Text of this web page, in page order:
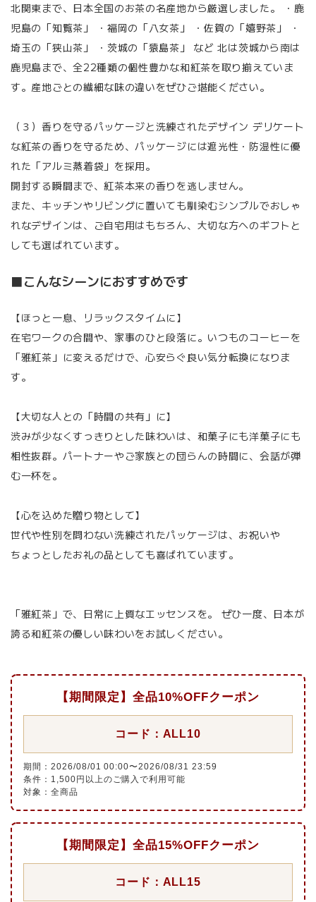
北関東まで、日本全国のお茶の名産地から厳選しました。 ・鹿
児島の「知覧茶」 ・福岡の「八女茶」 ・佐賀の「嬉野茶」 ・
埼玉の「狭山茶」 ・茨城の「猿島茶」 など 北は茨城から南は
鹿児島まで、全22種類の個性豊かな和紅茶を取り揃えていま
す。産地ごとの繊細な味の違いをぜひご堪能ください。
（３）香りを守るパッケージと洗練されたデザイン デリケート
な紅茶の香りを守るため、パッケージには遮光性・防湿性に優
れた「アルミ蒸着袋」を採用。
開封する瞬間まで、紅茶本来の香りを逃しません。
また、キッチンやリビングに置いても馴染むシンプルでおしゃ
れなデザインは、ご自宅用はもちろん、大切な方へのギフトと
しても選ばれています。
■こんなシーンにおすすめです
【ほっと一息、リラックスタイムに】
在宅ワークの合間や、家事のひと段落に。いつものコーヒーを
「雅紅茶」に変えるだけで、心安らぐ良い気分転換になりま
す。
【大切な人との「時間の共有」に】
渋みが少なくすっきりとした味わいは、和菓子にも洋菓子にも
相性抜群。パートナーやご家族との団らんの時間に、会話が弾
む一杯を。
【心を込めた贈り物として】
世代や性別を問わない洗練されたパッケージは、お祝いや
ちょっとしたお礼の品としても喜ばれています。
「雅紅茶」で、日常に上質なエッセンスを。 ぜひ一度、日本が
誇る和紅茶の優しい味わいをお試しください。
【期間限定】全品10%OFFクーポン
コード：ALL10
期間：2026/08/01 00:00〜2026/08/31 23:59
条件：1,500円以上のご購入で利用可能
対象：全商品
【期間限定】全品15%OFFクーポン
コード：ALL15